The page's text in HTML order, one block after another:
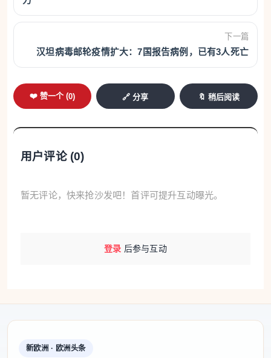
下一篇
汉坦病毒邮轮疫情扩大：7国报告病例，已有3人死亡
❤️ 赞一个 (0) 🔗 分享 🔖 稍后阅读
用户评论 (0)
暂无评论，快来抢沙发吧！首评可提升互动曝光。
登录 后参与互动
新欧洲 · 欧洲头条